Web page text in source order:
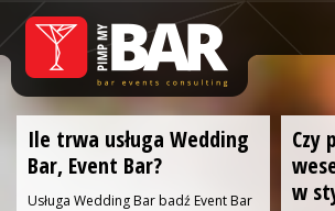
Ile trwa usługa Wedding
Bar, Event Bar?
Usługa Wedding Bar badź Event Bar
Czy
w